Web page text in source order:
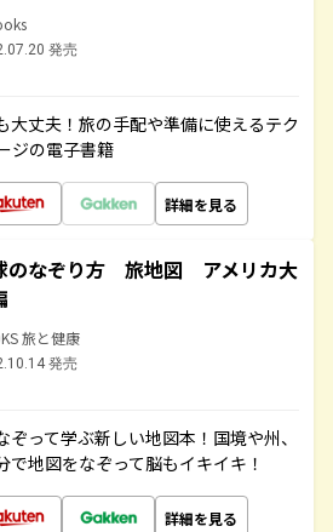
発売
大丈夫！旅の手配や準備に使えるテク
ジの電子書籍
詳細を見る
のなぞり方 旅地図 アメリカ大
旅と健康
発売
って学ぶ新しい地図本！国境や州、
地図をなぞって脳もイキイキ！
詳細を見る